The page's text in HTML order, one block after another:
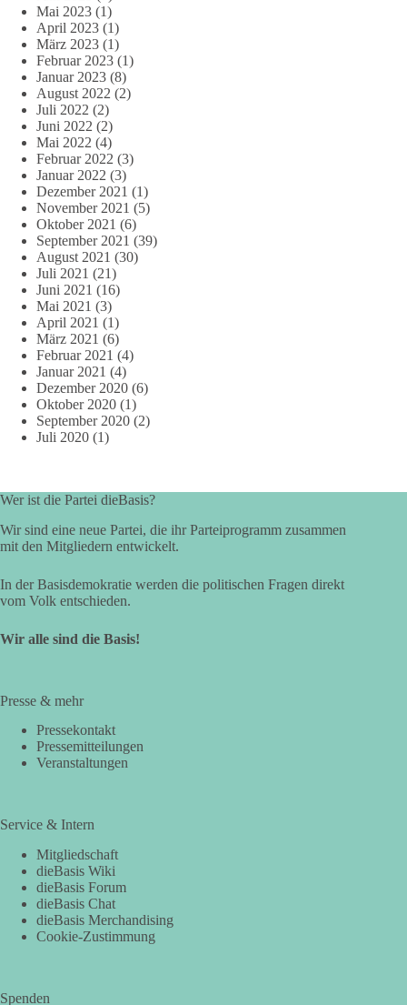
Mai 2023 (1)
April 2023 (1)
März 2023 (1)
Februar 2023 (1)
Januar 2023 (8)
August 2022 (2)
Juli 2022 (2)
Juni 2022 (2)
Mai 2022 (4)
Februar 2022 (3)
Januar 2022 (3)
Dezember 2021 (1)
November 2021 (5)
Oktober 2021 (6)
September 2021 (39)
August 2021 (30)
Juli 2021 (21)
Juni 2021 (16)
Mai 2021 (3)
April 2021 (1)
März 2021 (6)
Februar 2021 (4)
Januar 2021 (4)
Dezember 2020 (6)
Oktober 2020 (1)
September 2020 (2)
Juli 2020 (1)
Wer ist die Partei dieBasis?
Wir sind eine neue Partei, die ihr Parteiprogramm zusammen
mit den Mitgliedern entwickelt.
In der Basisdemokratie werden die politischen Fragen direkt
vom Volk entschieden.
Wir alle sind die Basis!
Presse & mehr
Pressekontakt
Pressemitteilungen
Veranstaltungen
Service & Intern
Mitgliedschaft
dieBasis Wiki
dieBasis Forum
dieBasis Chat
dieBasis Merchandising
Cookie-Zustimmung
Spenden